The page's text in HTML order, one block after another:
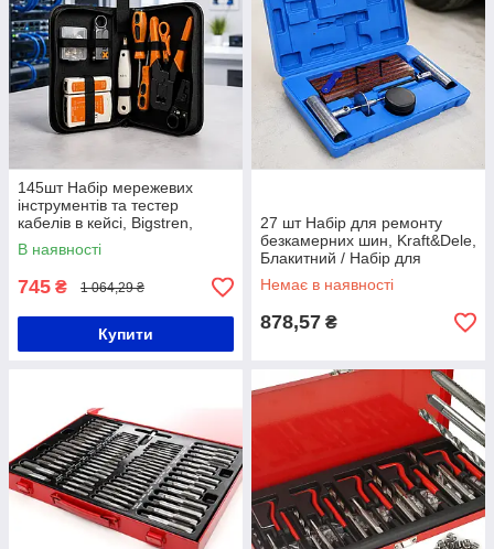
145шт Набір мережевих
інструментів та тестер
кабелів в кейсі, Bigstren,
Чорний / Інструменти для
монтажу мережі
В наявності
745 ₴ 1 064,29 ₴
Купити
27 шт Набір для ремонту
безкамерних шин, Kraft&Dele,
Блакитний / Набір для
ремонту автомобильних шин
/ Ремкомплект для коліс
Немає в наявності
878,57 ₴